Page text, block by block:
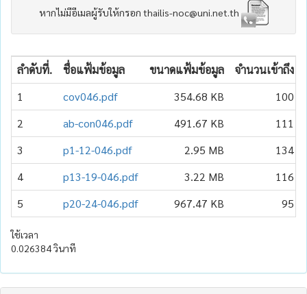
หากไม่มีอีเมลผู้รับให้กรอก thailis-noc@uni.net.th
ลำดับที่. ชื่อแฟ้มข้อมูล ขนาดแฟ้มข้อมูล จำนวนเข้าถึง
1
cov046.pdf 354.68 KB 100
2
ab-con046.pdf 491.67 KB 111
3
p1-12-046.pdf 2.95 MB 134
4
p13-19-046.pdf 3.22 MB 116
5
p20-24-046.pdf 967.47 KB 95
ใช้เวลา
0.026384 วินาที